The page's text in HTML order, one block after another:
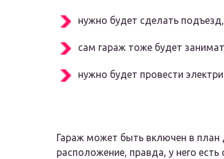
нужно будет сделать
сам гараж тоже будет
нужно будет провести
Гараж может быть включен в
расположение, правда, у него есть